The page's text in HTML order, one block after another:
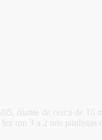
diante de cerca de 15
um 3 a 2 nos